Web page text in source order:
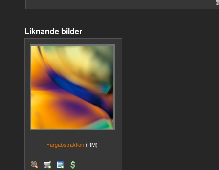
Liknande bilder
Färgabstraktion (RM)